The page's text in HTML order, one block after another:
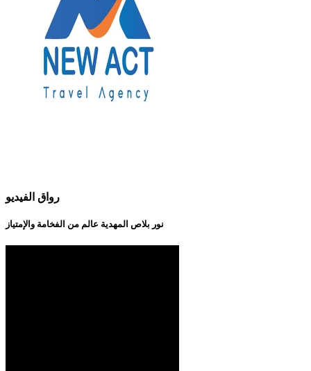
رواق الفيديو
نور بلاص المهدية عالم من الفخامة والإمتياز